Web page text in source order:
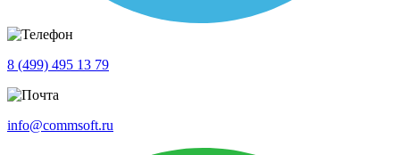
8 (499) 495 13 79
info@commsoft.ru